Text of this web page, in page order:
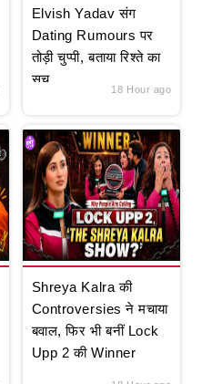
Elvish Yadav संग
Dating Rumours पर
तोड़ी चुप्पी, बताया रिश्ते का
सच
18 Hour ago
Shreya Kalra की
Controversies ने मचाया
बवाल, फिर भी बनीं Lock
Upp 2 की Winner